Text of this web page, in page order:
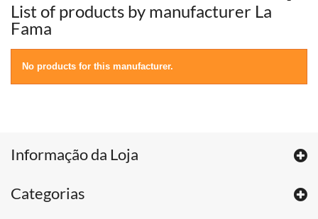
List of products by manufacturer La
Fama
No products for this manufacturer.
Informação da Loja
Categorias